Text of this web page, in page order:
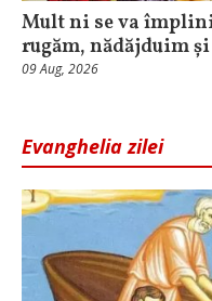
Mult ni se va
rugăm, nădăjduim
09 Aug, 2026
Evanghelia zilei